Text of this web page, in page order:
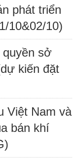
phát triển
10&02/10)
quyền sở
kiến đặt
Việt Nam và
bán khí